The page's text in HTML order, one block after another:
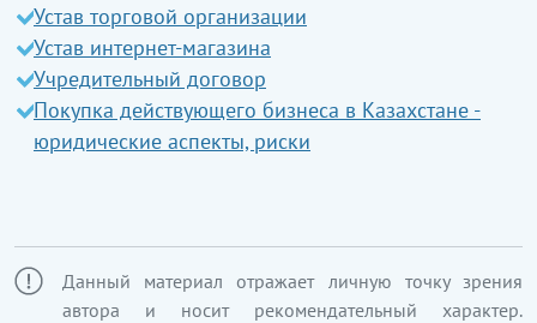
тауарларды және дәретхана жабдықтарын
бөлшек саудада сату
ЭҚЖЖ47.75.2Сауда алаңы 2000 ш.м-ден астам
(2000 ш.м. және жоғары) сауда объектілері болып
табылатын мамандандырылған дүкендерде
Устав торговой организации
Устав интернет-магазина
Учредительный договор
Покупка действующего бизнеса в Казахстане -
юридические аспекты, риски
Данный материал отражает личную точку зрения
автора и носит рекомендательный характер.